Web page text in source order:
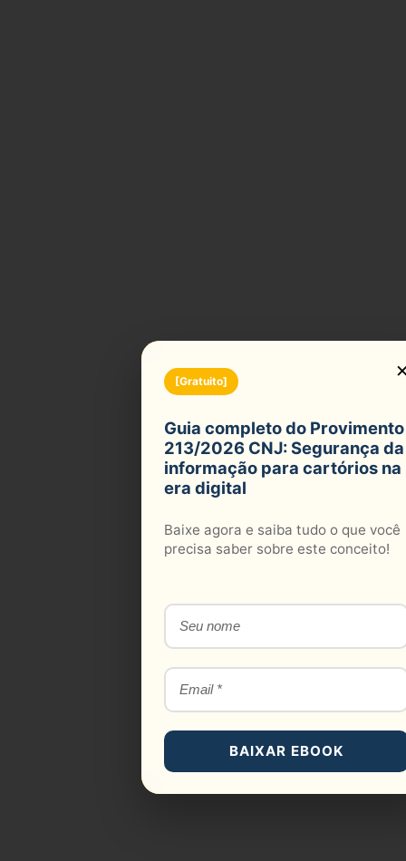
r
[Gratuito]
Guia completo do Provimento
213/2026 CNJ: Segurança da
informação para cartórios na
era digital
Baixe agora e saiba tudo o que você
precisa saber sobre este conceito!
BAIXAR EBOOK